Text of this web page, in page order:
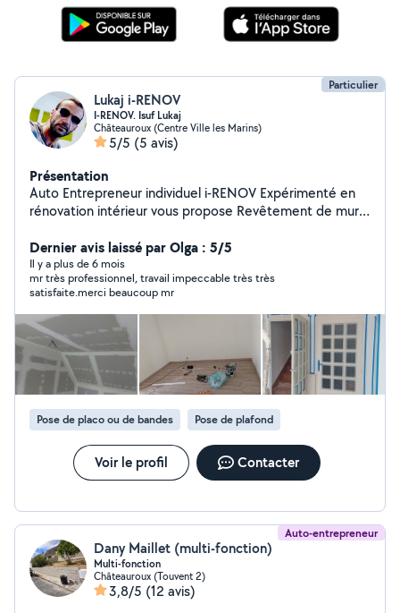
Particulier
Lukaj i-RENOV
I-RENOV. Isuf Lukaj
Châteauroux (Centre Ville les Marins)
5/5 (5 avis)
Présentation
Auto Entrepreneur individuel i-RENOV Expérimenté en
rénovation intérieur vous propose Revêtement de mur
Revêtement de sol Parquet Lino Carrelage Placo
Dernier avis laissé par Olga : 5/5
Il y a plus de 6 mois
mr très professionnel, travail impeccable très très
satisfaite.merci beaucoup mr
Pose de placo ou de bandes Pose de plafond
Voir le profil Contacter
Auto-entrepreneur
Dany Maillet (multi-fonction)
Multi-fonction
Châteauroux (Touvent 2)
3,8/5 (12 avis)